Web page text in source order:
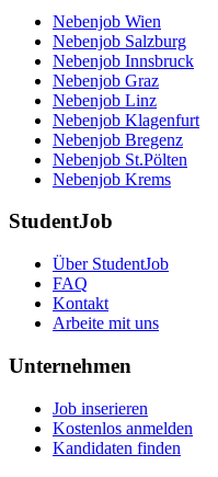
Nebenjob Wien
Nebenjob Salzburg
Nebenjob Innsbruck
Nebenjob Graz
Nebenjob Linz
Nebenjob Klagenfurt
Nebenjob Bregenz
Nebenjob St.Pölten
Nebenjob Krems
StudentJob
Über StudentJob
FAQ
Kontakt
Arbeite mit uns
Unternehmen
Job inserieren
Kostenlos anmelden
Kandidaten finden